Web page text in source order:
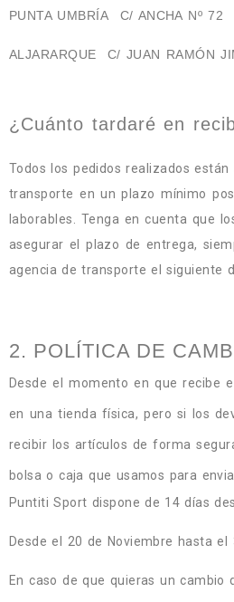
PUNTA UMBRÍA C/ ANCHA Nº 72
ALJARARQUE C/ JUAN RAMÓN
¿ Cuánto tardaré en
Todos los pedidos realizados
transporte en un plazo mínimo
laborables. Tenga en cuenta que
asegurar el plazo de entrega,
agencia de transporte el siguiente
2. POLÍTICA DE
Desde el momento en que recibe
en una tienda física, pero si los
recibir los artículos de forma
bolsa o caja que usamos para
Puntiti Sport dispone de 14 días
Desde el 20 de Noviembre hasta
En caso de que quieras un